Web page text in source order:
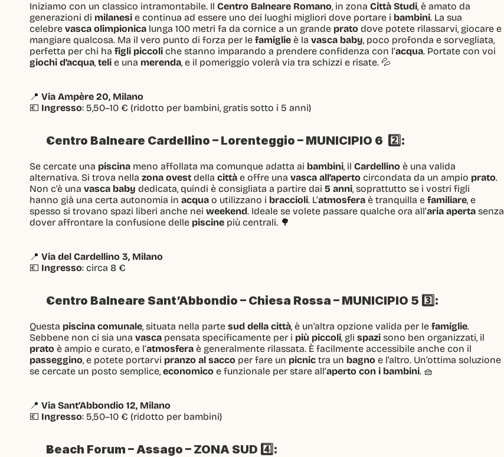
Iniziamo con un classico intramontabile. Il Centro Balneare Romano, in zona Città Studi, è amato da
generazioni di milanesi e continua ad essere uno dei luoghi migliori dove portare i bambini. La sua
celebre vasca olimpionica lunga 100 metri fa da cornice a un grande prato dove potete rilassarvi, giocare e
mangiare qualcosa. Ma il vero punto di forza per le famiglie è la vasca baby, poco profonda e sorvegliata,
perfetta per chi ha figli piccoli che stanno imparando a prendere confidenza con l’acqua. Portate con voi
giochi d’acqua, teli e una merenda, e il pomeriggio volerà via tra schizzi e risate. 💦
📍 Via Ampère 20, Milano
💶 Ingresso: 5,50–10 € (ridotto per bambini, gratis sotto i 5 anni)
Centro Balneare Cardellino – Lorenteggio – MUNICIPIO 6  2️⃣:
Se cercate una piscina meno affollata ma comunque adatta ai bambini, il Cardellino è una valida
alternativa. Si trova nella zona ovest della città e offre una vasca all’aperto circondata da un ampio prato.
Non c’è una vasca baby dedicata, quindi è consigliata a partire dai 5 anni, soprattutto se i vostri figli
hanno già una certa autonomia in acqua o utilizzano i braccioli. L’atmosfera è tranquilla e familiare, e
spesso si trovano spazi liberi anche nei weekend. Ideale se volete passare qualche ora all’aria aperta senza
dover affrontare la confusione delle piscine più centrali. 🌳
📍 Via del Cardellino 3, Milano
💶 Ingresso: circa 8 €
Centro Balneare Sant’Abbondio – Chiesa Rossa – MUNICIPIO 5 3️⃣:
Questa piscina comunale, situata nella parte sud della città, è un’altra opzione valida per le famiglie.
Sebbene non ci sia una vasca pensata specificamente per i più piccoli, gli spazi sono ben organizzati, il
prato è ampio e curato, e l’atmosfera è generalmente rilassata. È facilmente accessibile anche con il
passeggino, e potete portarvi pranzo al sacco per fare un picnic tra un bagno e l’altro. Un’ottima soluzione
se cercate un posto semplice, economico e funzionale per stare all’aperto con i bambini. 🧺
📍 Via Sant’Abbondio 12, Milano
💶 Ingresso: 5,50–10 € (ridotto per bambini)
Beach Forum – Assago – ZONA SUD 4️⃣: